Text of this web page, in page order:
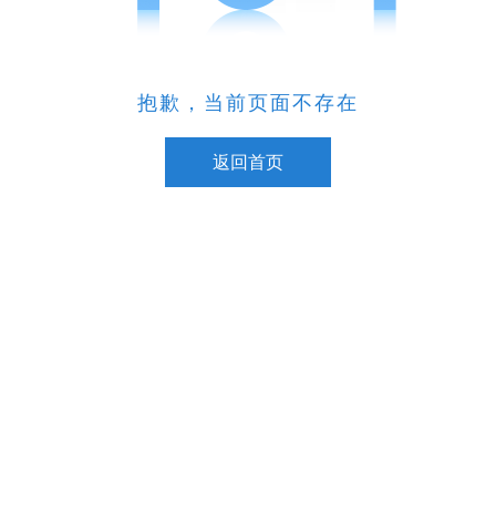
抱歉，当前页面不存在
返回首页